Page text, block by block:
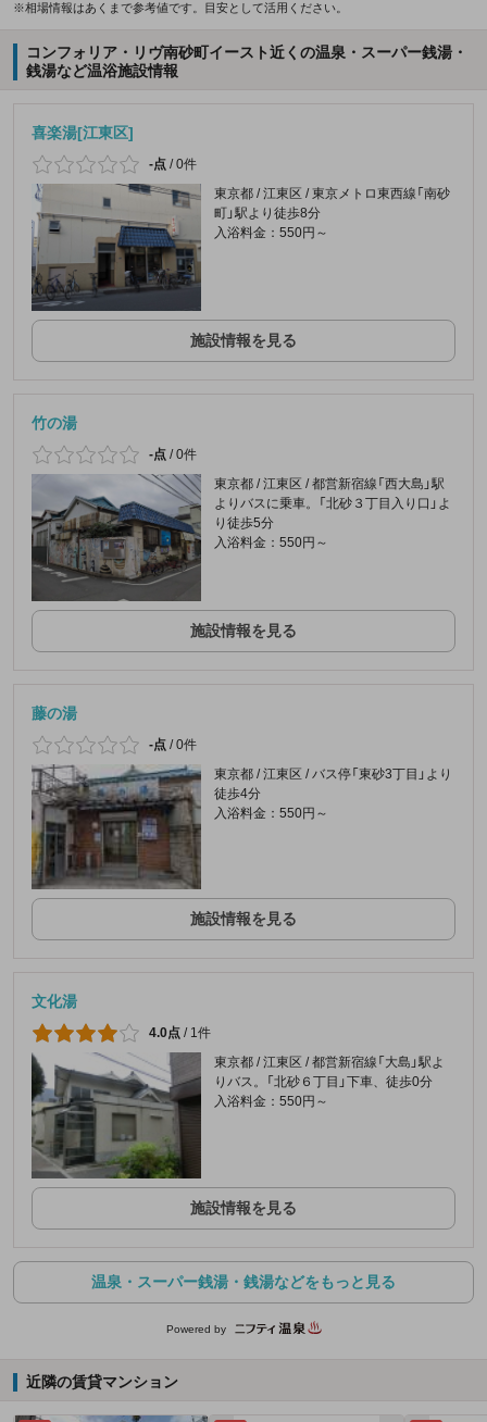
※相場情報はあくまで参考値です。目安として活用ください。
コンフォリア・リヴ南砂町イースト近くの温泉・スーパー銭湯・
銭湯など温浴施設情報
喜楽湯[江東区]
-点 /0件
東京都 / 江東区 / 東京メトロ東西線「南砂
町」駅より徒歩8分
入浴料金：550円～
施設情報を見る
竹の湯
-点 /0件
東京都 / 江東区 / 都営新宿線「西大島」駅
よりバスに乗車。「北砂３丁目入り口」よ
り徒歩5分
入浴料金：550円～
施設情報を見る
藤の湯
-点 /0件
東京都 / 江東区 / バス停「東砂3丁目」より
徒歩4分
入浴料金：550円～
施設情報を見る
文化湯
4.0点 / 1件
東京都 / 江東区 / 都営新宿線「大島」駅よ
りバス。「北砂６丁目」下車、徒歩0分
入浴料金：550円～
施設情報を見る
温泉・スーパー銭湯・銭湯などをもっと見る
Powered by
近隣の賃貸マンション